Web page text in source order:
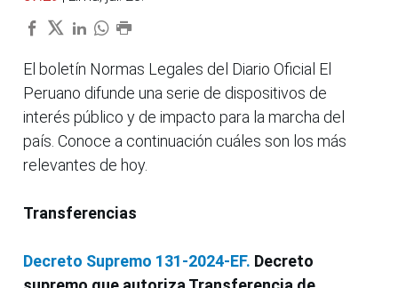
El boletín Normas Legales del Diario Oficial El
Peruano difunde una serie de dispositivos de
interés público y de impacto para la marcha del
país. Conoce a continuación cuáles son los más
relevantes de hoy.
Transferencias
Decreto Supremo 131-2024-EF. Decreto